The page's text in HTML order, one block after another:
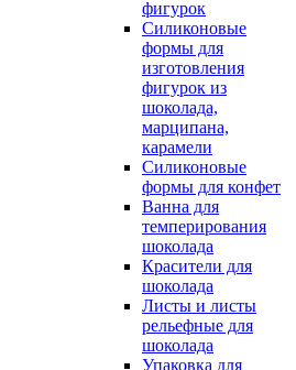
фигурок
Силиконовые
формы для
изготовления
фигурок из
шоколада,
марципана,
карамели
Силиконовые
формы для конфет
Ванна для
темперирования
шоколада
Красители для
шоколада
Листы и листы
рельефные для
шоколада
Упаковка для